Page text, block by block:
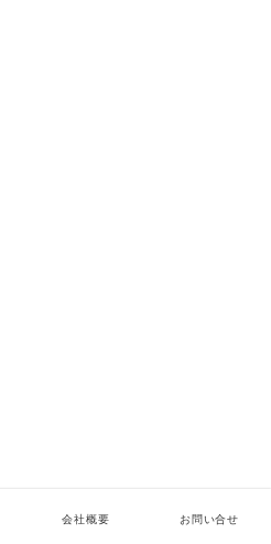
会社概要 お問い合せ